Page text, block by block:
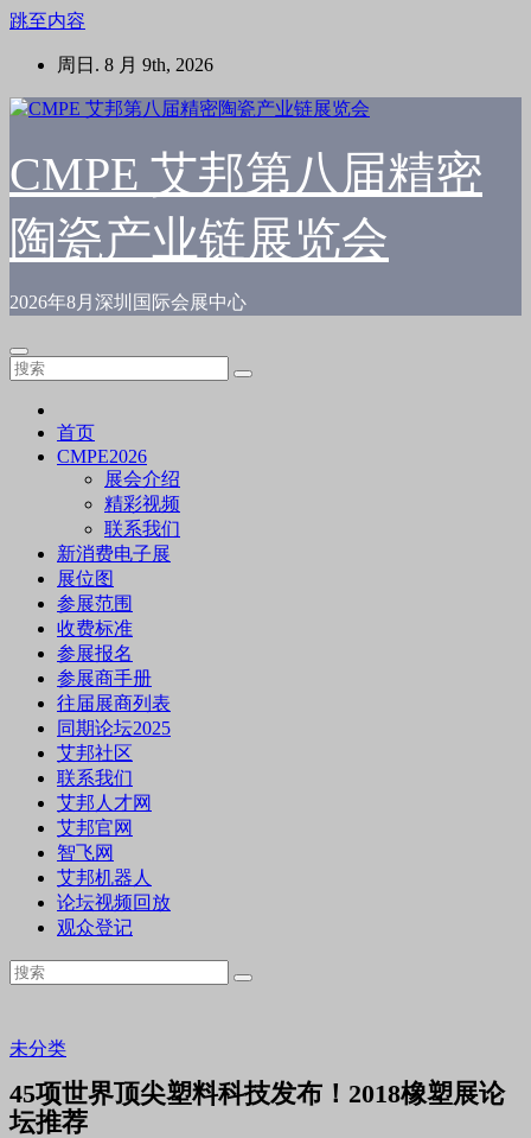
跳至内容
周日. 8 月 9th, 2026
CMPE 艾邦第八届精密
陶瓷产业链展览会
2026年8月深圳国际会展中心
首页
CMPE2026
展会介绍
精彩视频
联系我们
新消费电子展
展位图
参展范围
收费标准
参展报名
参展商手册
往届展商列表
同期论坛2025
艾邦社区
联系我们
艾邦人才网
艾邦官网
智飞网
艾邦机器人
论坛视频回放
观众登记
未分类
45项世界顶尖塑料科技发布！2018橡塑展论
坛推荐